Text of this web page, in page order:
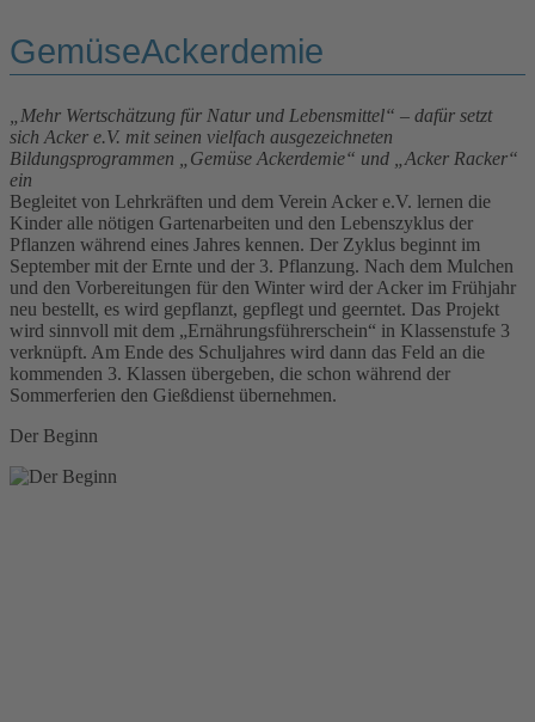
GemüseAckerdemie
„Mehr Wertschätzung für Natur und Lebensmittel“ – dafür setzt
sich Acker e.V. mit seinen vielfach ausgezeichneten
Bildungsprogrammen „Gemüse Ackerdemie“ und „Acker Racker“
ein
Begleitet von Lehrkräften und dem Verein Acker e.V. lernen die
Kinder alle nötigen Gartenarbeiten und den Lebenszyklus der
Pflanzen während eines Jahres kennen. Der Zyklus beginnt im
September mit der Ernte und der 3. Pflanzung. Nach dem Mulchen
und den Vorbereitungen für den Winter wird der Acker im Frühjahr
neu bestellt, es wird gepflanzt, gepflegt und geerntet. Das Projekt
wird sinnvoll mit dem „Ernährungsführerschein“ in Klassenstufe 3
verknüpft. Am Ende des Schuljahres wird dann das Feld an die
kommenden 3. Klassen übergeben, die schon während der
Sommerferien den Gießdienst übernehmen.
Der Beginn